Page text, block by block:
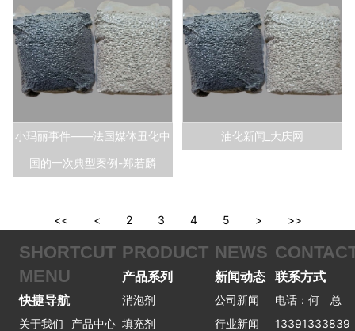
小玛丽事件——法国媒体丑化中
国的一次典型案例-郑若麟
油化新闻_大庆网
<< < 2 3 4 5 > >>
SHORTCUT
MENU
快捷导航
关于我们
产品中心
PRODUCT
产品系列
消泡剂
填充剂
NEWS
新闻动态
公司新闻
行业新闻
联系方式
电话：何 总
13391333839